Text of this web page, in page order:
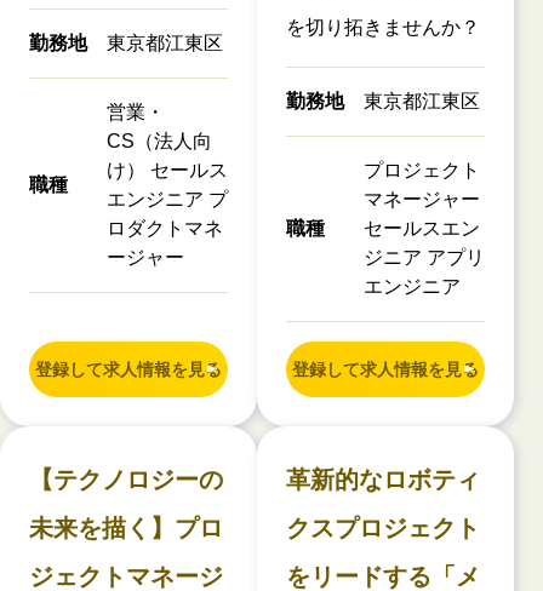
勤務地 東京都江東区
職種
営業・
CS（法人向
け） セールス
エンジニア プ
ロダクトマネ
ージャー
登録して求人情報を見る
を切り拓きませんか？
勤務地 東京都江東区
職種
プロジェクト
マネージャー
セールスエン
ジニア アプリ
エンジニア
登録して求人情報を見る
【テクノロジーの
未来を描く】プロ
ジェクトマネージ
革新的なロボティ
クスプロジェクト
をリードする「メ